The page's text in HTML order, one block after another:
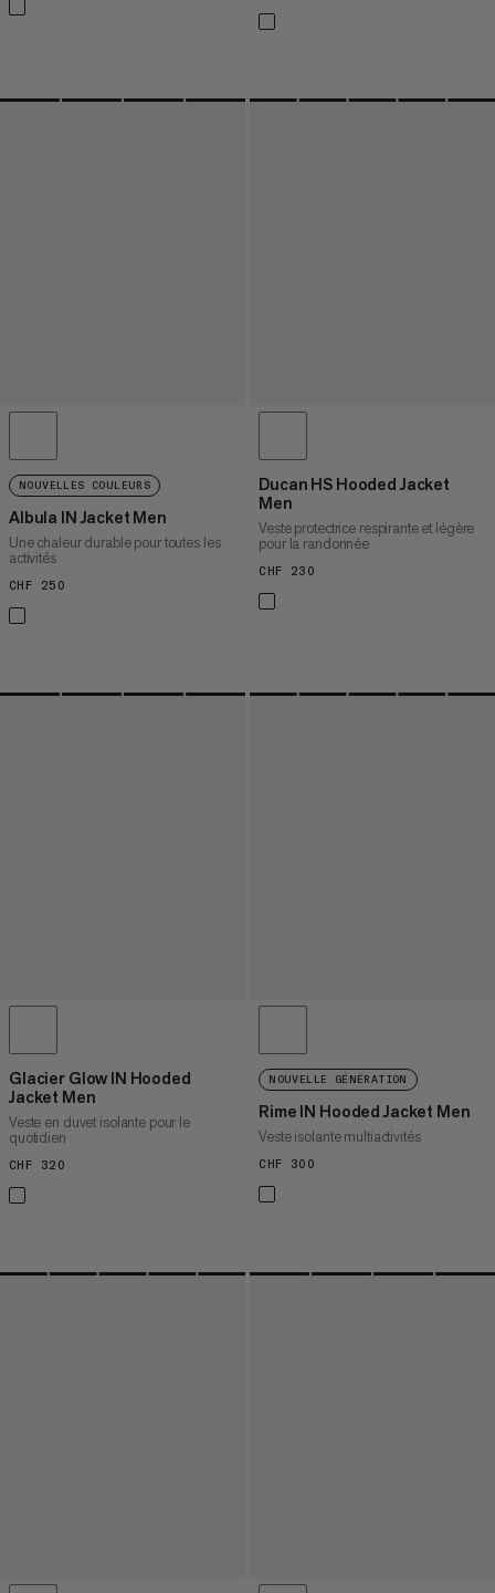
NOUVELLES COULEURS
Albula IN Jacket Men
Une chaleur durable pour toutes les
activités
CHF 250
Ducan HS Hooded Jacket
Men
Veste protectrice respirante et légère
pour la randonnée
CHF 230
Glacier Glow IN Hooded
Jacket Men
Veste en duvet isolante pour le
quotidien
CHF 320
NOUVELLE GÉNÉRATION
Rime IN Hooded Jacket Men
Veste isolante multiactivités
CHF 300